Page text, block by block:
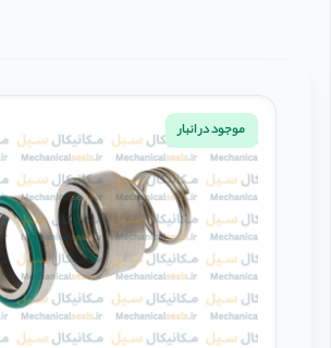
موجود در انبار